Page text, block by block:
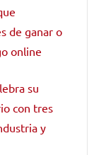
de ganar o
online
su
con tres
y